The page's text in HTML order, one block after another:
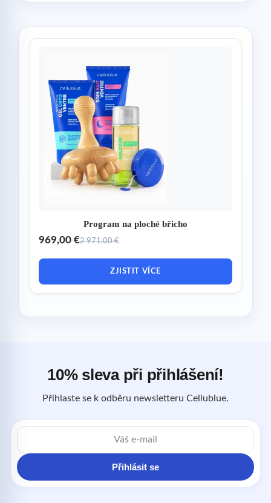
Program na ploché břicho
969,00 €2 971,00 €
ZJISTIT VÍCE
10% sleva při přihlášení!
Přihlaste se k odběru newsletteru Cellublue.
E-
mailová
Přihlásit se